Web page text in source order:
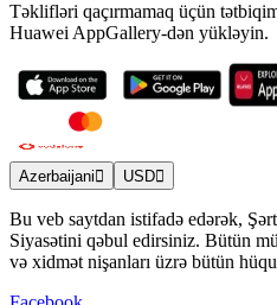
Təklifləri qaçırmamaq üçün
Huawei AppGallery-dən yükləyin.
Azerbaijani USD
Bu veb saytdan istifadə edərək,
Siyasətini qəbul edirsiniz. Bütün
və xidmət nişanları üzrə bütün